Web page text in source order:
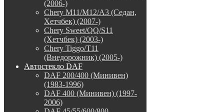
(2006-)
Chery M11/M12/A3 (Седан,
Хетчбек) (2007-)
Chery Sweet/QQ/S11
(Хетчбек) (2003-)
Chery Tiggo/T11
(Внедорожник) (2005-)
Автостекло DAF
DAF 200/400 (Минивен)
(1983-1996)
DAF 400 (Минивен) (1997-
2006)